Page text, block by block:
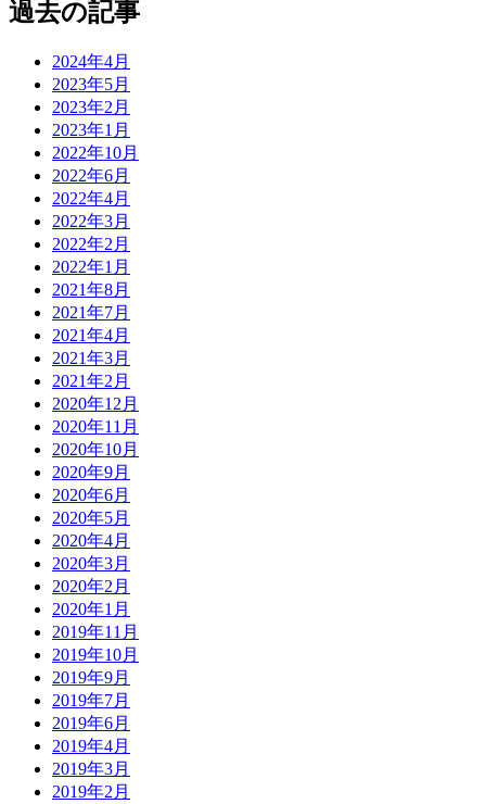
過去の記事
2024年4月
2023年5月
2023年2月
2023年1月
2022年10月
2022年6月
2022年4月
2022年3月
2022年2月
2022年1月
2021年8月
2021年7月
2021年4月
2021年3月
2021年2月
2020年12月
2020年11月
2020年10月
2020年9月
2020年6月
2020年5月
2020年4月
2020年3月
2020年2月
2020年1月
2019年11月
2019年10月
2019年9月
2019年7月
2019年6月
2019年4月
2019年3月
2019年2月